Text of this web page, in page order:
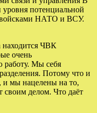
потенциальной
войсками НАТО и ВСУ.
находится ЧВК
очень
работу. Мы себя
Потому что и
и мы нацелены на то,
своим делом. Что даёт